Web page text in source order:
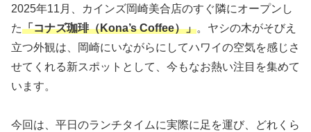
2025年11月、カインズ岡崎美合店のすぐ隣にオープンし
た「コナズ珈琲（Kona’s Coffee）」。ヤシの木がそびえ
立つ外観は、岡崎にいながらにしてハワイの空気を感じさ
せてくれる新スポットとして、今もなお熱い注目を集めて
います。
今回は、平日のランチタイムに実際に足を運び、どれくら